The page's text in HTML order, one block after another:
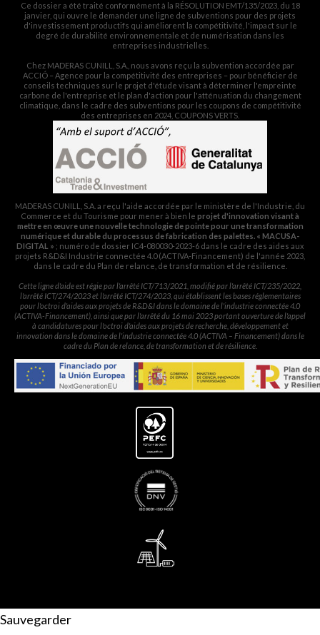
Ce dossier a été traité conformément à la RÉSOLUTION EMT/135/2023, du 18
janvier, qui ouvre le demander une ligne de subventions pour des projets
d'investissement productifs qui améliorent la compétitivité, l'impact sur le
degré de durabilité environnementale et de numérisation dans les
entreprises industrielles.
Chez MADERAS CUNILL, S.A., nous avons reçu la subvention accordée par
ACCIÓ – Agence pour la compétitivité des entreprises – pour bénéficier de
conseils techniques sur le projet d'étude visant à déterminer l'empreinte
carbone de l'entreprise et le plan d'action pour l'atténuation du changement
climatique, dans le cadre des subventions pour les coupons de compétitivité
des entreprises en 2024, COUPONS VERTS.
MADERAS CUNILL, S.A. a reçu l'aide accordée par le ministère de l'Industrie, du
Commerce et du Tourisme pour mener à bien le projet d'innovation visant à
mettre en œuvre une nouvelle technologie de pointe pour une transformation
numérique et durable du processus de fabrication des palettes. « MACUSA-
DIGITAL » ; numéro de dossier IC4-080030-2023-6 dans le cadre des aides aux
projets R&D&I Industrie connectée 4.0 (ACTIVA-Financement) de l'année 2023,
dans le cadre du Plan de relance, de transformation et de résilience.
Cette ligne d'aide est régie par l'arrêté ICT/713/2021, modifié par l'arrêté ICT/235/2022,
l'arrêté ICT/274/2023 et l'arrêté ICT/274/2023, qui établissent les bases réglementaires
pour l'octroi d'aides aux projets de R&D&I dans le domaine de l'industrie connectée 4.0
(ACTIVA-Financement), ainsi que par l'arrêté du 16 mai 2023 portant ouverture de l'appel
à candidatures pour l'octroi d'aides aux projets de recherche, développement et
innovation dans le domaine de l'industrie connectée 4.0 (ACTIVA – Financement) dans le
cadre du Plan de relance, de transformation et de résilience.
Sauvegarder